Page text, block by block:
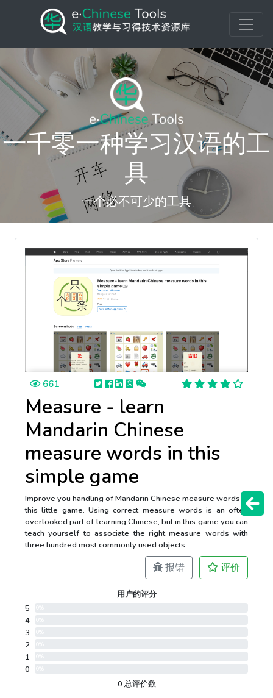
一千零一种学习汉语的工
具
一个必不可少的工具
661
Measure - learn
Mandarin Chinese
measure words in this
simple game
Improve you handling of Mandarin Chinese measure words in
this little game. Using correct measure words is an often
overlooked part of learning Chinese, but in this game you can
teach yourself to associate the right measure words with
three hundred most commonly used objects
报错 评价
用户的评分
5
4
3
2
1
0
0 总评价数